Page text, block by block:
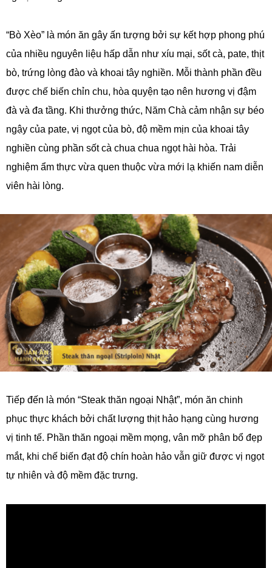
“Bò Xèo” là món ăn gây ấn tượng bởi sự kết hợp phong phú
của nhiều nguyên liệu hấp dẫn như xíu mại, sốt cà, pate, thịt
bò, trứng lòng đào và khoai tây nghiền. Mỗi thành phần đều
được chế biến chỉn chu, hòa quyện tạo nên hương vị đậm
đà và đa tầng. Khi thưởng thức, Năm Chà cảm nhận sự béo
ngậy của pate, vị ngọt của bò, độ mềm mịn của khoai tây
nghiền cùng phần sốt cà chua chua ngọt hài hòa. Trải
nghiệm ẩm thực vừa quen thuộc vừa mới lạ khiến nam diễn
viên hài lòng.
Tiếp đến là món “Steak thăn ngoại Nhật”, món ăn chinh
phục thực khách bởi chất lượng thịt hảo hạng cùng hương
vị tinh tế. Phần thăn ngoại mềm mọng, vân mỡ phân bổ đẹp
mắt, khi chế biến đạt độ chín hoàn hảo vẫn giữ được vị ngọt
tự nhiên và độ mềm đặc trưng.